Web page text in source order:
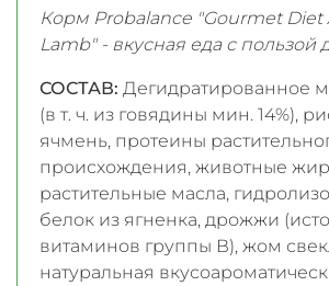
Корм Probalance "Gourmet Diet
Lamb" - вкусная еда с пользой
СОСТАВ: Дегидратированное
(в т. ч. из говядины мин. 14%),
ячмень, протеины
происхождения, животные
растительные масла,
белок из ягненка, дрожжи
витаминов группы В), жом
натуральная